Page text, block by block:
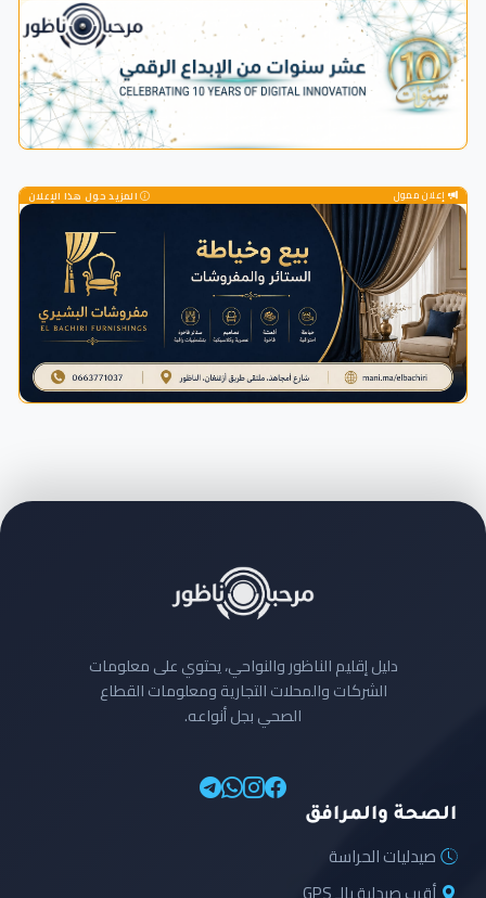
إعلان ممول المزيد حول هذا الإعلان
دليل إقليم الناظور والنواحي، يحتوي على معلومات
الشركات والمحلات التجارية ومعلومات القطاع
الصحي بجل أنواعه.
الصحة والمرافق
صيدليات الحراسة